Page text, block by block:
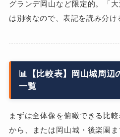
グランデ岡山など限定的。「
は別物なので、表記を読み分け
📊【比較表】岡山城周辺
一覧
まずは全体像を俯瞰できる比
から、または岡山城・後楽園